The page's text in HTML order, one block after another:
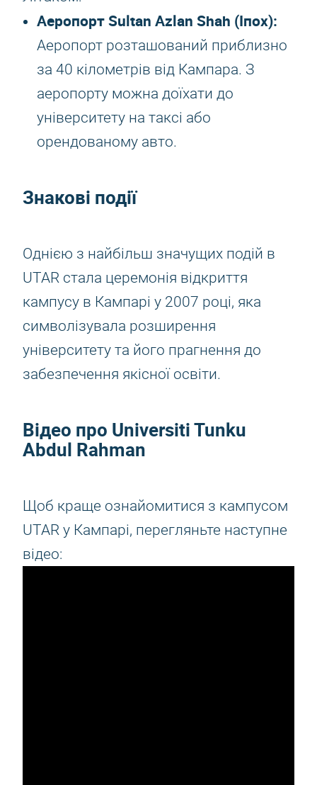
Аеропорт Sultan Azlan Shah (Іпох):
Аеропорт розташований приблизно
за 40 кілометрів від Кампара. З
аеропорту можна доїхати до
університету на таксі або
орендованому авто.
Знакові події
Однією з найбільш значущих подій в
UTAR стала церемонія відкриття
кампусу в Кампарі у 2007 році, яка
символізувала розширення
університету та його прагнення до
забезпечення якісної освіти.
Відео про Universiti Tunku
Abdul Rahman
Щоб краще ознайомитися з кампусом
UTAR у Кампарі, перегляньте наступне
відео: